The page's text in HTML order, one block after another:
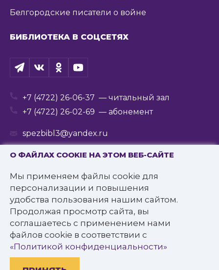
О ФАЙЛАХ COOKIE НА ЭТОМ ВЕБ-САЙТЕ
Мы применяем файлы cookie для
персонализации и повышения
удобства пользования нашим сайтом.
Продолжая просмотр сайта, вы
соглашаетесь с применением нами
файлов cookie в соответствии с
«Политикой конфиденциальности»
Белгородские писатели о войне
БИБЛИОТЕКА В СОЦСЕТЯХ
+7 (4722) 26-06-37 — читальный зал
+7 (4722) 26-02-69 — абонемент
spezbibl3@yandex.ru
© 2016—2022 Государственное бюджетное
учреждение культуры
«Белгородская государственная специальная
библиотека для слепых им. В.Я. Ерошенко».
Все права защищены.
Политика конфиденциальности